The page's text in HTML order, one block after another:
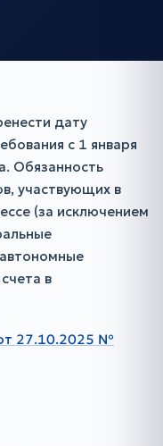
дату
с 1 января
Обязанность
участвующих в
(за исключением
в
27.10.2025 №